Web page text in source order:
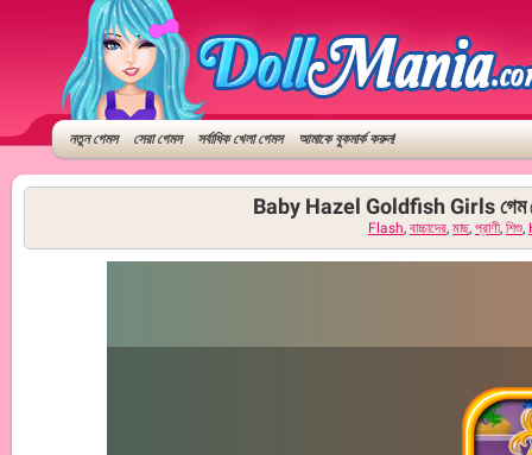
নতুন গেমস সেরা গেমস সর্বাধিক খেলা গেমস আমাকে বুকমার্ক করুন!
Baby Hazel Goldfish Girls গেম
Flash, বাচ্চাদের, মাছ, প্রাণী, শিশু,